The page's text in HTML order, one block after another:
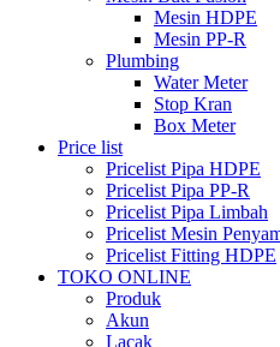
Mesin HDPE
Mesin PP-R
Plumbing
Water Meter
Stop Kran
Box Meter
Price list
Pricelist Pipa HDPE
Pricelist Pipa PP-R
Pricelist Pipa Limbah
Pricelist Mesin
Pricelist Fitting HDPE
TOKO ONLINE
Produk
Akun
Lacak